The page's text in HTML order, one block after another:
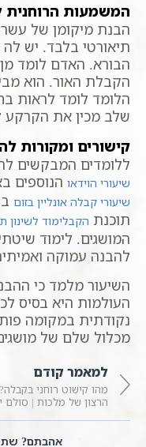
המשמעות הרוחנית
הבנת מיקומן של עשר
תיאורטי בלבד. יש
הבורא. האדם לומד
הקבלת האור. הוא
הלומד לומד לראות
שלב מכין את
קישורים ומקורות
ללומדים המבקשים
שיעורי הוידאו הנוספים
שיעורי קבלה אונליין בזום
תוכנת הקבלימוד לשינון
המושגים. לימוד
להבנה עמוקה
השיעור מלמד כי
העולמות היא בסיס
נקודתית במקומה
מכלול שלם של
למאמר קודם
מהו קישוט רוחני
הרצון של מלכות | סולם
אהבתם?